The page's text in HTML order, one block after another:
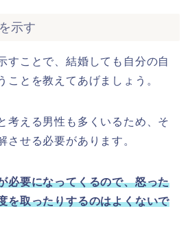
示す
すことで、結婚しても自分の自
ことを教えてあげましょう。
考える男性も多くいるため、そ
させる必要があります。
必要になってくるので、怒った
を取ったりするのはよくないで